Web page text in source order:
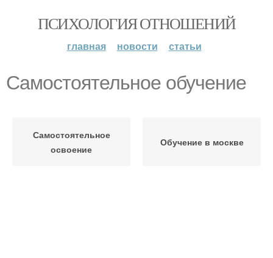
ПСИХОЛОГИЯ ОТНОШЕНИЙ
главная новости статьи
Самостоятельное обучение
Самостоятельное
освоение
Обучение в москве